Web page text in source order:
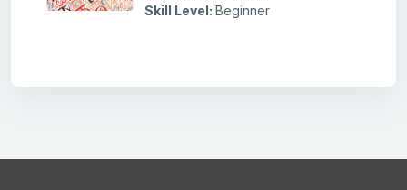
Skill Level: Beginner